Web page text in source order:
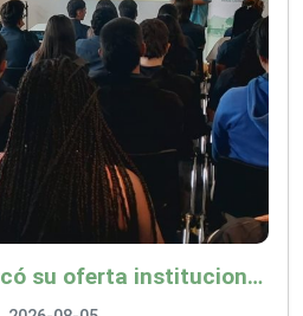
ICA Risaralda acercó su oferta institucional a productores y emprendedores en Expocamello